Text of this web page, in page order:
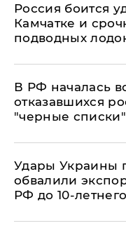
Россия боится
Камчатке и
подводных
​В РФ началась
отказавшихся
"черные списки"
Удары Украины
обвалили
РФ до 10-